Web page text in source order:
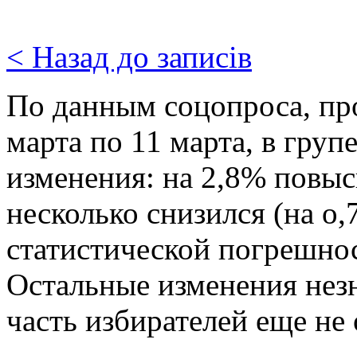
< Назад до записів
По данным соцопроса,
марта по 11 марта, в г
изменения: на 2,8% повы
несколько снизился (на
статистической
Остальные изменения
часть избирателей еще